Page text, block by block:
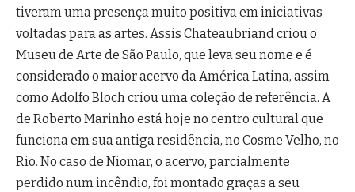
tiveram uma presença muito positiva em iniciativas
voltadas para as artes. Assis Chateaubriand criou o
Museu de Arte de São Paulo, que leva seu nome e é
considerado o maior acervo da América Latina, assim
como Adolfo Bloch criou uma coleção de referência. A
de Roberto Marinho está hoje no centro cultural que
funciona em sua antiga residência, no Cosme Velho, no
Rio. No caso de Niomar, o acervo, parcialmente
perdido num incêndio, foi montado graças a seu